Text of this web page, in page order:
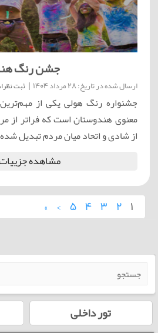
جشن رنگ
ارسال شده در تاریخ: 28 مرداد 1404 | ثبت
جشنواره رنگ هولی یکی از
معنوی هندوستان است که فراتر از
از شادی و اتحاد میان مردم تبدیل
مشاهده
1
2
3
4
5
›
»
تور داخلی